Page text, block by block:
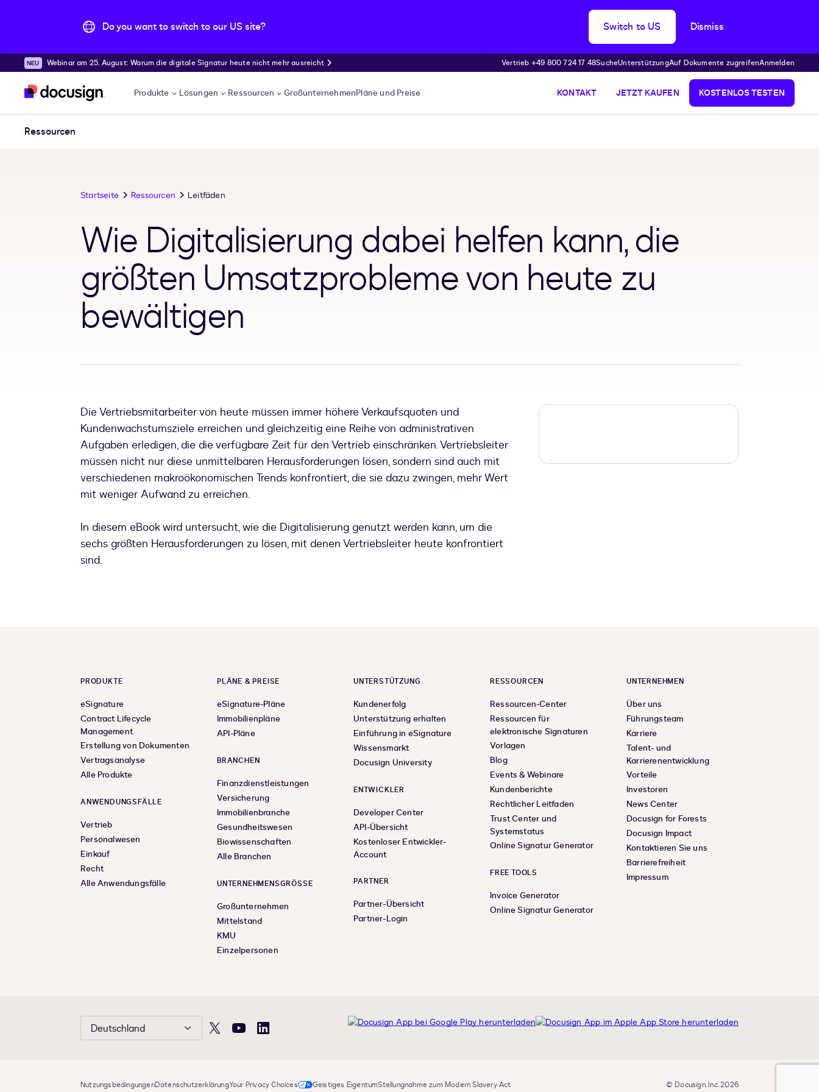
Do you want to switch to our US site? Switch to US Dismiss
Überspringen und weiter zum Hauptinhalt
Webinar am 25. August: Warum die digitale Signatur heute nicht mehr ausreicht Vertrieb +49 800 724 17 48SucheUnterstützungAuf Dokumente zugreifenAnmelden
Produkte Lösungen Ressourcen GroßunternehmenPläne und Preise KONTAKT JETZT KAUFEN KOSTENLOS TESTEN
Ressourcen
Startseite Ressourcen Leitfäden
Wie Digitalisierung dabei helfen kann, die
größten Umsatzprobleme von heute zu
bewältigen
Die Vertriebsmitarbeiter von heute müssen immer höhere Verkaufsquoten und
Kundenwachstumsziele erreichen und gleichzeitig eine Reihe von administrativen
Aufgaben erledigen, die die verfügbare Zeit für den Vertrieb einschränken. Vertriebsleiter
müssen nicht nur diese unmittelbaren Herausforderungen lösen, sondern sind auch mit
verschiedenen makroökonomischen Trends konfrontiert, die sie dazu zwingen, mehr Wert
mit weniger Aufwand zu erreichen.
In diesem eBook wird untersucht, wie die Digitalisierung genutzt werden kann, um die
sechs größten Herausforderungen zu lösen, mit denen Vertriebsleiter heute konfrontiert
sind.
PRODUKTE
eSignature
Contract Lifecycle
Management
Erstellung von Dokumenten
Vertragsanalyse
Alle Produkte
ANWENDUNGSFÄLLE
Vertrieb
Personalwesen
Einkauf
Recht
Alle Anwendungsfälle
PLÄNE & PREISE
eSignature-Pläne
Immobilienpläne
API-Pläne
BRANCHEN
Finanzdienstleistungen
Versicherung
Immobilienbranche
Gesundheitswesen
Biowissenschaften
Alle Branchen
UNTERNEHMENSGRÖSSE
Großunternehmen
Mittelstand
KMU
Einzelpersonen
UNTERSTÜTZUNG
Kundenerfolg
Unterstützung erhalten
Einführung in eSignature
Wissensmarkt
Docusign University
ENTWICKLER
Developer Center
API-Übersicht
Kostenloser Entwickler-
Account
PARTNER
Partner-Übersicht
Partner-Login
RESSOURCEN
Ressourcen-Center
Ressourcen für
elektronische Signaturen
Vorlagen
Blog
Events & Webinare
Kundenberichte
Rechtlicher Leitfaden
Trust Center und
Systemstatus
Online Signatur Generator
FREE TOOLS
Invoice Generator
Online Signatur Generator
UNTERNEHMEN
Über uns
Führungsteam
Karriere
Talent- und
Karrierenentwicklung
Vorteile
Investoren
News Center
Docusign for Forests
Docusign Impact
Kontaktieren Sie uns
Barrierefreiheit
Impressum
Deutschland X YouTubeLinkedIn
NutzungsbedingungenDatenschutzerklärungYour Privacy Choices Geistiges EigentumStellungnahme zum Modern Slavery Act © Docusign, Inc. 2026